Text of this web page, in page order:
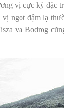
vị cực kỳ đặc
ngọt đậm lạ
và Bodrog